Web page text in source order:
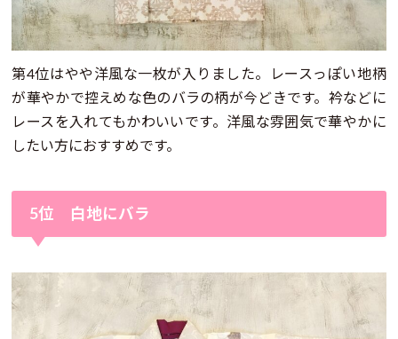
第4位はやや洋風な一枚が入りました。レースっぽい地柄
が華やかで控えめな色のバラの柄が今どきです。衿などに
レースを入れてもかわいいです。洋風な雰囲気で華やかに
したい方におすすめです。
5位 白地にバラ